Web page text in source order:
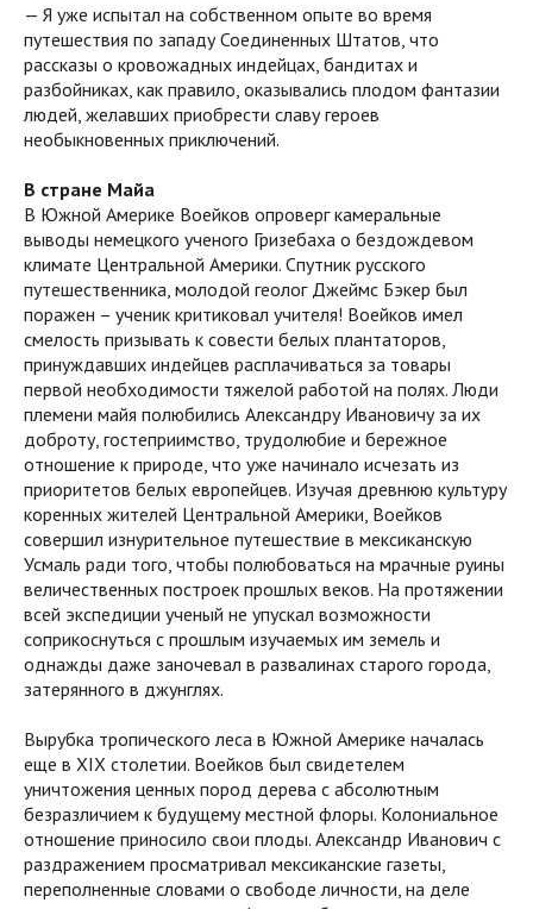
— Я уже испытал на собственном опыте во время
путешествия по западу Соединенных Штатов, что
рассказы о кровожадных индейцах, бандитах и
разбойниках, как правило, оказывались плодом фантазии
людей, желавших приобрести славу героев
необыкновенных приключений.
В стране Майа
В Южной Америке Воейков опроверг камеральные
выводы немецкого ученого Гризебаха о бездождевом
климате Центральной Америки. Спутник русского
путешественника, молодой геолог Джеймс Бэкер был
поражен – ученик критиковал учителя! Воейков имел
смелость призывать к совести белых плантаторов,
принуждавших индейцев расплачиваться за товары
первой необходимости тяжелой работой на полях. Люди
племени майя полюбились Александру Ивановичу за их
доброту, гостеприимство, трудолюбие и бережное
отношение к природе, что уже начинало исчезать из
приоритетов белых европейцев. Изучая древнюю культуру
коренных жителей Центральной Америки, Воейков
совершил изнурительное путешествие в мексиканскую
Усмаль ради того, чтобы полюбоваться на мрачные руины
величественных построек прошлых веков. На протяжении
всей экспедиции ученый не упускал возможности
соприкоснуться с прошлым изучаемых им земель и
однажды даже заночевал в развалинах старого города,
затерянного в джунглях.
Вырубка тропического леса в Южной Америке началась
еще в XIX столетии. Воейков был свидетелем
уничтожения ценных пород дерева с абсолютным
безразличием к будущему местной флоры. Колониальное
отношение приносило свои плоды. Александр Иванович с
раздражением просматривал мексиканские газеты,
переполненные словами о свободе личности, на деле